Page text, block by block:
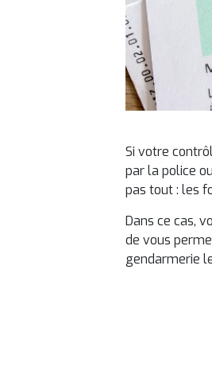
Si votre
par la police
pas tout : les
Dans ce cas,
de vous
gendarmerie